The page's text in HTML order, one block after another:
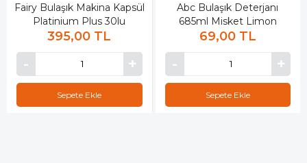
Fairy Bulaşık Makina Kapsül
Platinium Plus 30lu
395,00 TL
Sepete Ekle
Abc Bulaşık Deterjanı
685ml Misket Limon
69,00 TL
Sepete Ekle